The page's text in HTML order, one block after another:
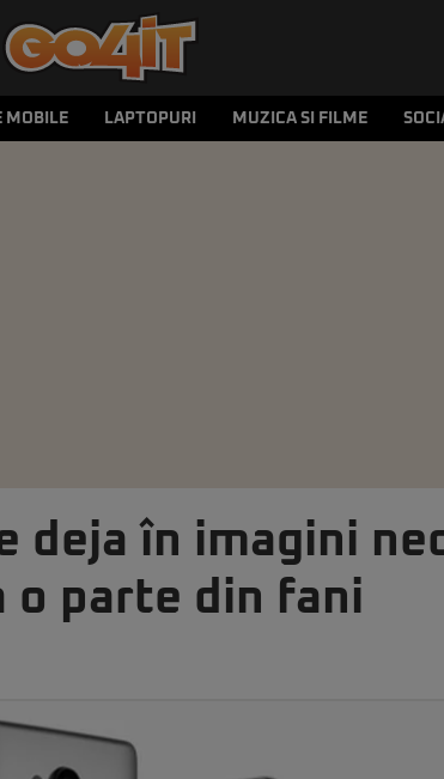
MOBILE LAPTOPURI MUZICA SI FILME
deja în imagini
o parte din fani